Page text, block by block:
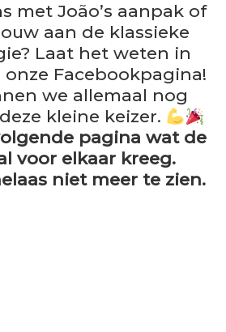
met João’s aanpak of
aan de klassieke
Laat het weten in
Facebookpagina!
we allemaal nog
kleine keizer.
pagina wat de
voor elkaar kreeg.
niet meer te zien.